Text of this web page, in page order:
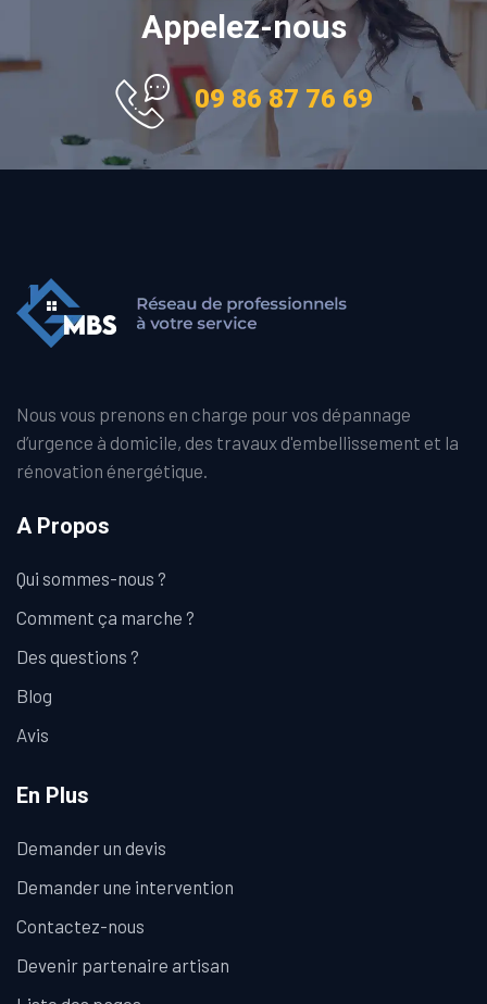
Appelez-nous
09 86 87 76 69
Nous vous prenons en charge pour vos dépannage
d’urgence à domicile, des travaux d'embellissement et la
rénovation énergétique.
A Propos
Qui sommes-nous ?
Comment ça marche ?
Des questions ?
Blog
Avis
En Plus
Demander un devis
Demander une intervention
Contactez-nous
Devenir partenaire artisan